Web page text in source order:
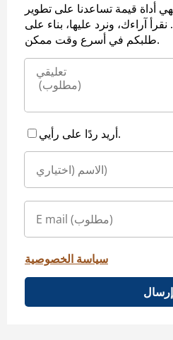
أداة قيمة تساعدنا على تطوير
آراءك، ونرد عليها، بناء على
طلبكم في أسرع وقت ممكن.
أريد ردًا على رأيي.
سياسة الخصوصية
إرسال